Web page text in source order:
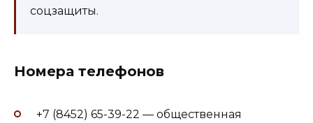
соцзащиты.
Номера телефонов
+7 (8452) 65-39-22 — общественная